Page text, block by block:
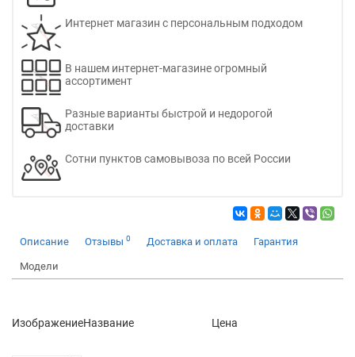
Интернет магазин с персональным подходом
В нашем интернет-магазине огромный
ассортимент
Разные варианты быстрой и недорогой
доставки
Сотни пунктов самовывоза по всей России
Описание Отзывы 0 Доставка и оплата Гарантия
Модели
ИзображениеНазвание Цена